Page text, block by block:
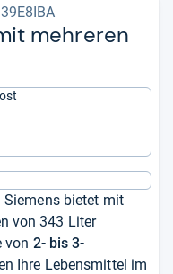
meh­re­ren
bietet mit
von 343 Liter
von 2- bis 3-
Ihre Lebensmittel im